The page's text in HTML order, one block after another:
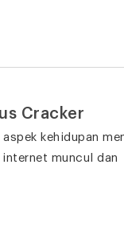
Cracker
kehidupan
muncul dan